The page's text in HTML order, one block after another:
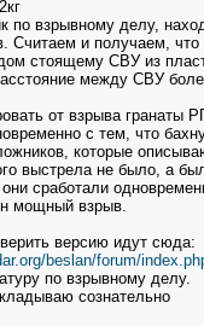
по взрывному делу,
Считаем и получаем, что
стоящему СВУ из
между СВУ
от взрыва гранаты
с тем, что
которые
выстрела не было, а
сработали
мощный взрыв.
версию идут сюда:
beslan/forum/
по взрывному делу.
сознательно